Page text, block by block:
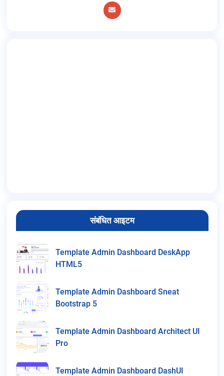
संबंधित आइटम
Template Admin Dashboard DeskApp
HTML5
Template Admin Dashboard Sneat
Bootstrap 5
Template Admin Dashboard Architect UI
Pro
Template Admin Dashboard DashUI